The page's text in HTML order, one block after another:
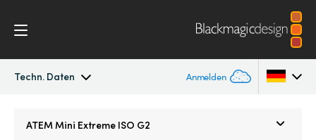
Techn. Daten Anmelden
ATEM Mini Extreme ISO G2